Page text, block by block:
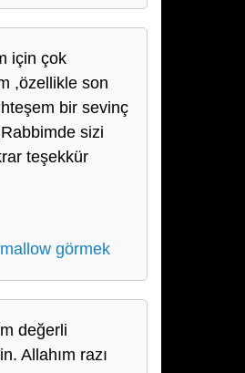
için çok
,özellikle son
bir sevinç
sizi
teşekkür
görmek
değerli
Allahım razı